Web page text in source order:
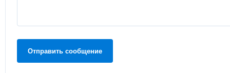
Отправить сообщение